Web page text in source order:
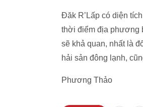
Đăk R’Lấp có diện
thời điểm địa phương
sẽ khả quan, nhất là
hải sản đông lạnh,
Phương Thảo